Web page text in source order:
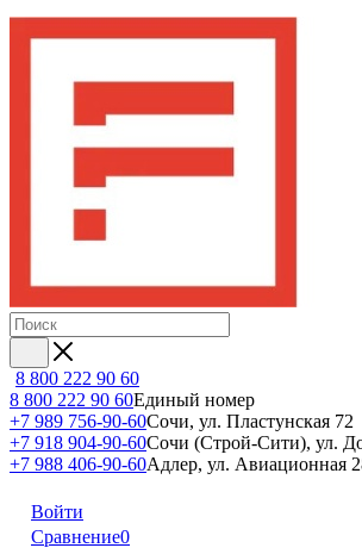
8 800 222 90 60
8 800 222 90 60Единый номер
+7 989 756-90-60Сочи, ул. Пластунская 72
+7 918 904-90-60Сочи (Строй-Сити), ул.
+7 988 406-90-60Адлер, ул. Авиационная
Войти
Сравнение0